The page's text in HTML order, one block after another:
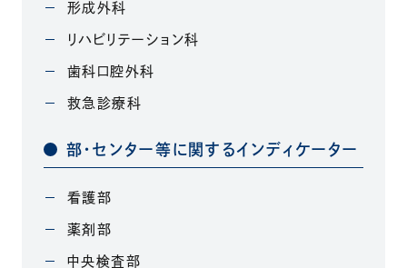
形成外科
リハビリテーション科
歯科口腔外科
救急診療科
部・センター等に関するインディケーター
看護部
薬剤部
中央検査部